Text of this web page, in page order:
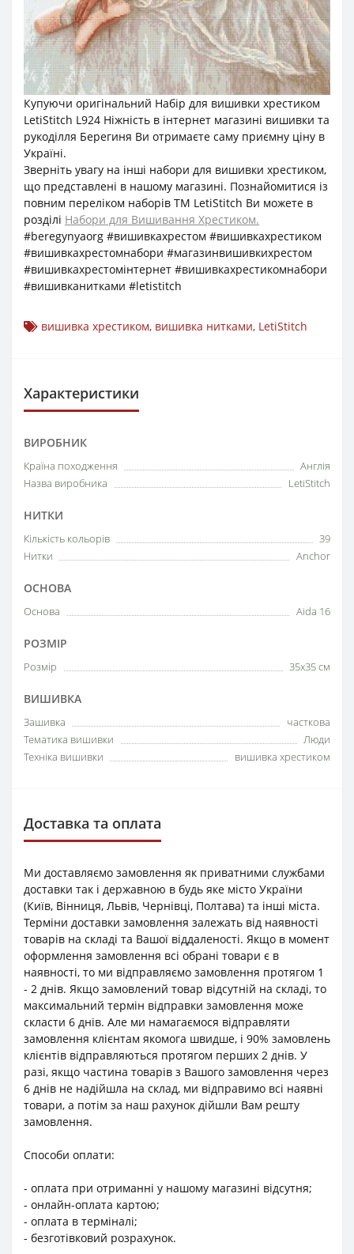
Купуючи оригінальний Набір для вишивки хрестиком
LetiStitch L924 Ніжність в інтернет магазині вишивки та
рукоділля Берегиня Ви отримаєте саму приємну ціну в
Україні.
Зверніть увагу на інші набори для вишивки хрестиком,
що представлені в нашому магазині. Познайомитися із
повним переліком наборів ТМ LetiStitch Ви можете в
розділі Набори для Вишивання Хрестиком.
#beregynyaorg #вишивкахрестом #вишивкахрестиком
#вишивкахрестомнабори #магазинвишивкихрестом
#вишивкахрестомінтернет #вишивкахрестикомнабори
#вишивканитками #letistitch
вишивка хрестиком, вишивка нитками, LetiStitch
Характеристики
ВИРОБНИК
Країна походження
Англія
Назва виробника
LetiStitch
НИТКИ
Кількість кольорів
39
Нитки
Anchor
ОСНОВА
Основа Aida 16
РОЗМІР
Розмір 35x35 см
ВИШИВКА
Зашивка
часткова
Тематика вишивки
Люди
Техніка вишивки
вишивка хрестиком
Доставка та оплата
Ми доставляємо замовлення як приватними службами
доставки так і державною в будь яке місто України
(Київ, Вінниця, Львів, Чернівці, Полтава) та інші міста.
Терміни доставки замовлення залежать від наявності
товарів на складі та Вашої віддаленості. Якщо в момент
оформлення замовлення всі обрані товари є в
наявності, то ми відправляємо замовлення протягом 1
- 2 днів. Якщо замовлений товар відсутній на складі, то
максимальний термін відправки замовлення може
скласти 6 днів. Але ми намагаємося відправляти
замовлення клієнтам якомога швидше, і 90% замовлень
клієнтів відправляються протягом перших 2 днів. У
разі, якщо частина товарів з Вашого замовлення через
6 днів не надійшла на склад, ми відправимо всі наявні
товари, а потім за наш рахунок дійшли Вам решту
замовлення.
Способи оплати:
- оплата при отриманні у нашому магазині відсутня;
- онлайн-оплата картою;
- оплата в терміналі;
- безготівковий розрахунок.